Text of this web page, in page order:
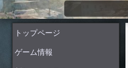
トップページ
ゲーム情報